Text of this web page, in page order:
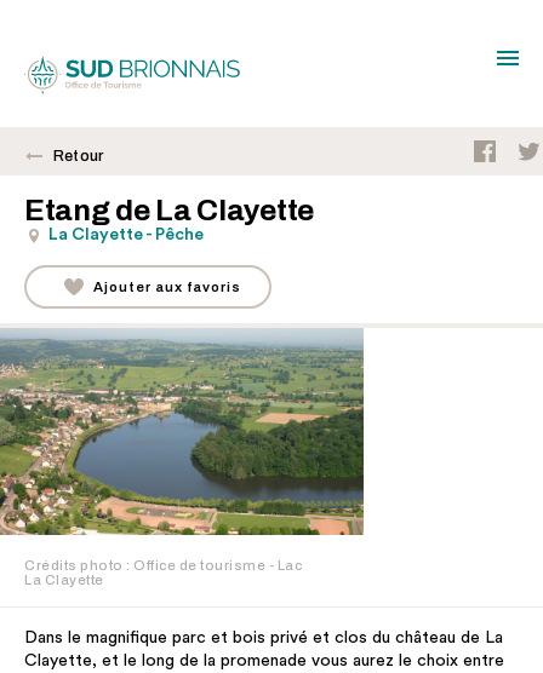
Retour
Etang de La Clayette
La Clayette - Pêche
Ajouter aux favoris
Crédits photo : Office de tourisme - Lac
La Clayette
Dans le magnifique parc et bois privé et clos du château de La
Clayette, et le long de la promenade vous aurez le choix entre